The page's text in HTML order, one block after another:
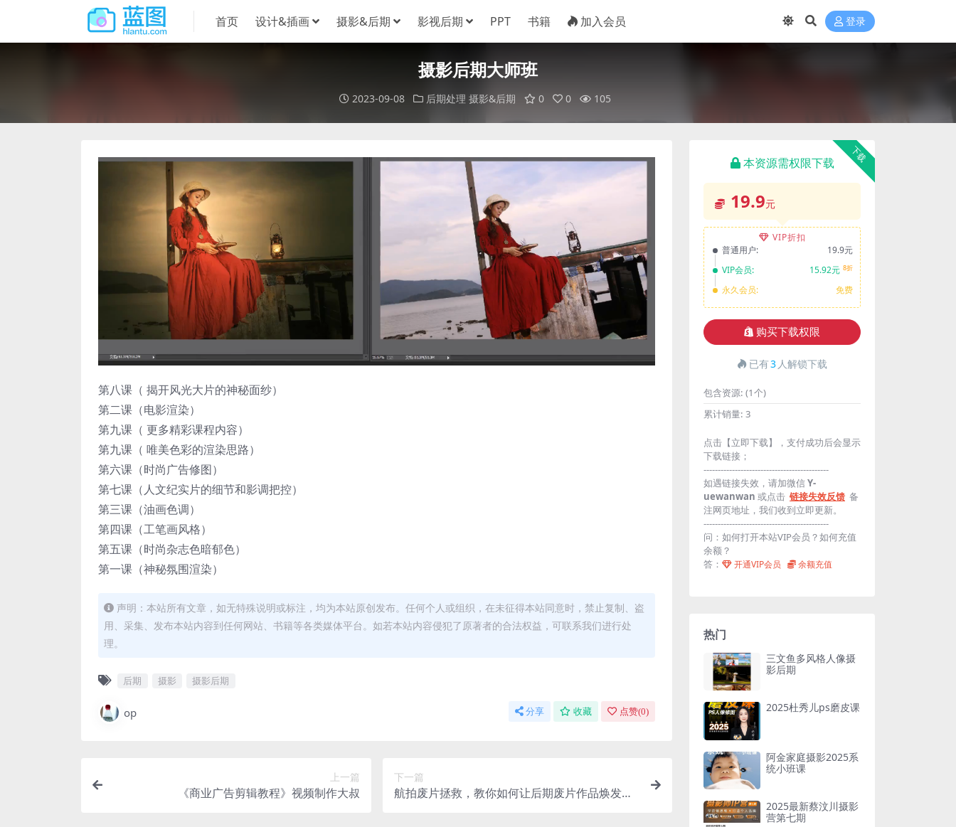
首页 设计&插画 摄影&后期 影视后期 PPT 书籍 加入会员 登录
摄影后期大师班
2023-09-08 后期处理 摄影&后期 0 0 105
第八课（ 揭开风光大片的神秘面纱）
第二课（电影渲染）
第九课（ 更多精彩课程内容）
第九课（ 唯美色彩的渲染思路）
第六课（时尚广告修图）
第七课（人文纪实片的细节和影调把控）
第三课（油画色调）
第四课（工笔画风格）
第五课（时尚杂志色暗郁色）
第一课（神秘氛围渲染）
声明：本站所有文章，如无特殊说明或标注，均为本站原创发布。任何个人或组织，在未征得本站同意时，禁止复制、盗
用、采集、发布本站内容到任何网站、书籍等各类媒体平台。如若本站内容侵犯了原著者的合法权益，可联系我们进行处
理。
后期 摄影 摄影后期
op 分享 收藏 点赞(0)
上一篇
《商业广告剪辑教程》视频制作大叔
下一篇
航拍废片拯救，教你如何让后期废片作品焕发新
下载
本资源需权限下载
19.9元
VIP折扣
普通用户:
19.9元
VIP会员:
15.92元 8折
永久会员: 免费
购买下载权限
已有3 人解锁下载
包含资源: (1个)
累计销量: 3
点击【立即下载】，支付成功后会显示
下载链接；
--------------------------------------------
如遇链接失效，请加微信Y-
uewanwan 或点击 链接失效反馈 备
注网页地址，我们收到立即更新。
--------------------------------------------
问：如何打开本站VIP会员？如何充值
余额？
答：
开通VIP会员 余额充值
热门
三文鱼多风格人像摄
影后期
2025杜秀儿ps磨皮课
阿金家庭摄影2025系
统小班课
2025最新蔡汶川摄影
营第七期